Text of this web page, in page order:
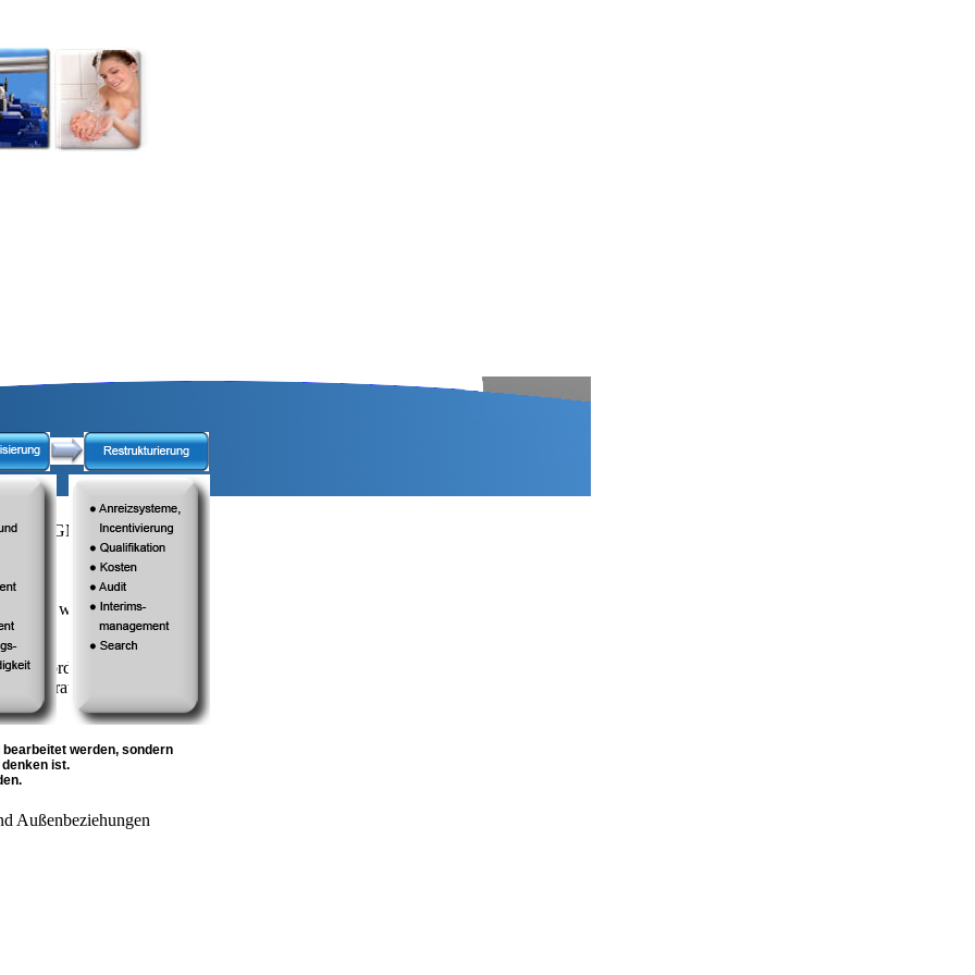
GMBH
jeweils wichtige
Strategie oder
Außenbeziehungen
werden, sondern
ist.